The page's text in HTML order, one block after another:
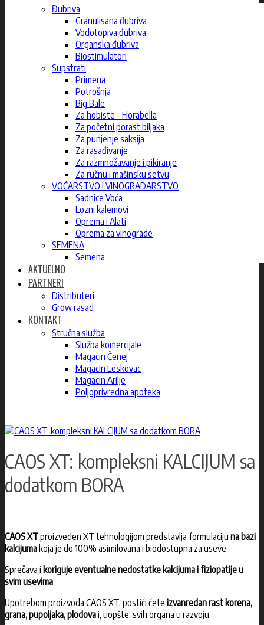
Đubriva
Granulisana đubriva
Vodotopiva đubriva
Organska đubriva
Biostimulatori
Supstrati
Primena
Potrošnja
Big Bale
Za hobiste – Florabella
Za početni porast biljaka
Za punjenje saksija
Za rasađivanje
Za razmnožavanje i pikiranje
Za ručnu i mašinsku setvu
VOĆARSTVO I VINOGRADARSTVO
Sadnice Voća
Lozni kalemovi
Oprema i Alati
Oprema za vinograde
SEMENA
Semena
AKTUELNO
PARTNERI
Distributeri
Grow rasad
KONTAKT
Stručna služba
Služba komercijale
Magacin Čenej
Magacin Leskovac
Magacin Arilje
Poljoprivredna apoteka
CAOS XT: kompleksni KALCIJUM sa
dodatkom BORA
CAOS XTproizveden XT tehnologijom predstavlja formulaciju na bazi
kalcijumakoja je do 100% asimilovana i biodostupna za useve.
Sprečava i koriguje eventualne nedostatke kalcijuma i fiziopatijeu
svim usevima.
Upotrebom proizvoda CAOS XT, postići ćete izvanredan rast korena,
grana, pupoljaka, plodovai, uopšte, svih organa u razvoju.